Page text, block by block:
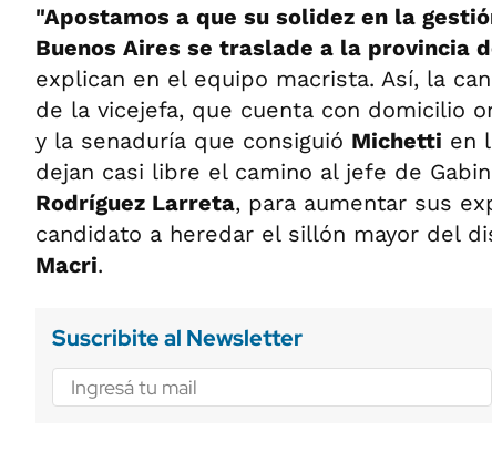
"Apostamos a que su solidez en la
Buenos Aires se traslade a la provincia
explican en el equipo macrista. Así, la
de la vicejefa, que cuenta con domicilio
y la senaduría que consiguió Michetti en
dejan casi libre el camino al jefe de
Rodríguez Larreta, para aumentar sus
candidato a heredar el sillón mayor del
Macri.
Suscribite al Newsletter